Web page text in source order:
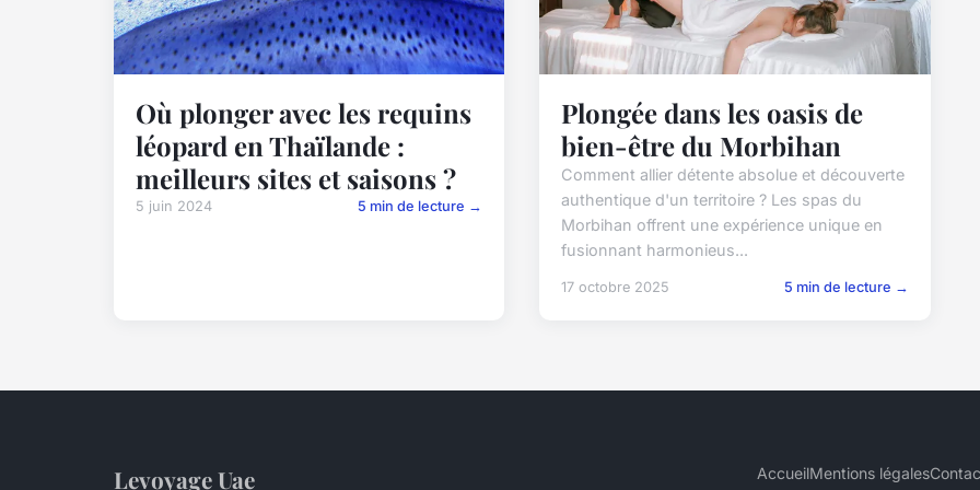
Où plonger avec les requins
léopard en Thaïlande :
meilleurs sites et saisons ?
5 juin 2024 5 min de lecture →
Plongée dans les oasis de
bien-être du Morbihan
Comment allier détente absolue et découverte
authentique d'un territoire ? Les spas du
Morbihan offrent une expérience unique en
fusionnant harmonieus...
17 octobre 2025 5 min de lecture →
Levoyage Uae AccueilMentions légales